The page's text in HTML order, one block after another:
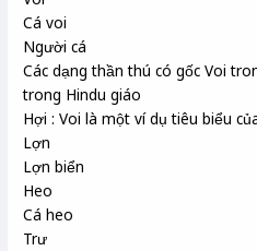
Cá voi
Người cá
Các dạng thần thú có gốc Voi
trong Hindu giáo
Hợi : Voi là một ví dụ tiêu biểu
Lợn
Lợn biển
Heo
Cá heo
Trư